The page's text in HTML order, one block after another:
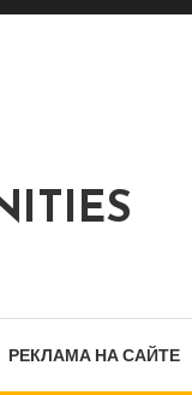
РЕКЛАМА НА САЙТЕ